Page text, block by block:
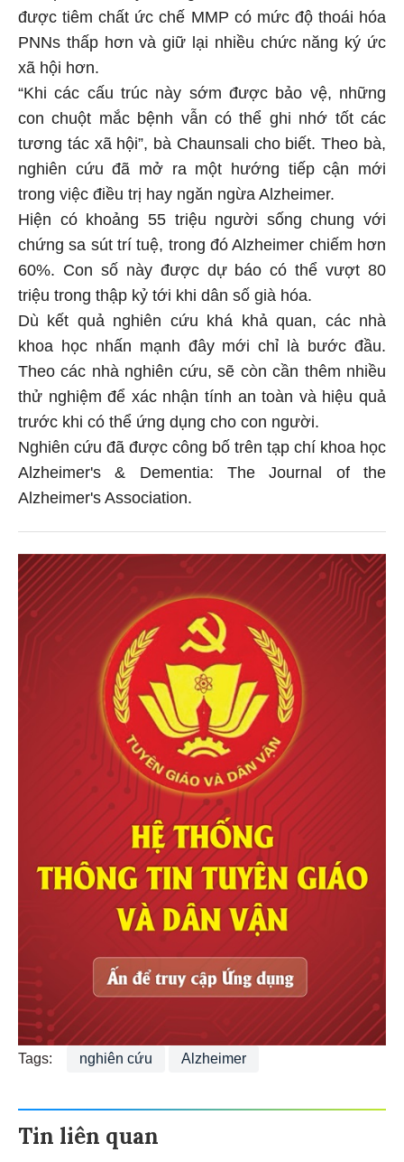
được tiêm chất ức chế MMP có mức độ thoái hóa
PNNs thấp hơn và giữ lại nhiều chức năng ký ức
xã hội hơn.
“Khi các cấu trúc này sớm được bảo vệ, những
con chuột mắc bệnh vẫn có thể ghi nhớ tốt các
tương tác xã hội”, bà Chaunsali cho biết. Theo bà,
nghiên cứu đã mở ra một hướng tiếp cận mới
trong việc điều trị hay ngăn ngừa Alzheimer.
Hiện có khoảng 55 triệu người sống chung với
chứng sa sút trí tuệ, trong đó Alzheimer chiếm hơn
60%. Con số này được dự báo có thể vượt 80
triệu trong thập kỷ tới khi dân số già hóa.
Dù kết quả nghiên cứu khá khả quan, các nhà
khoa học nhấn mạnh đây mới chỉ là bước đầu.
Theo các nhà nghiên cứu, sẽ còn cần thêm nhiều
thử nghiệm để xác nhận tính an toàn và hiệu quả
trước khi có thể ứng dụng cho con người.
Nghiên cứu đã được công bố trên tạp chí khoa học
Alzheimer's & Dementia: The Journal of the
Alzheimer's Association.
Tags: nghiên cứu Alzheimer
Tin liên quan